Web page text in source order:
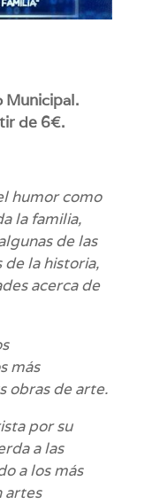
Municipal.
de 6€.
humor como
la familia,
de las
la historia,
acerca de
más
obras de arte.
por su
a las
a los más
artes